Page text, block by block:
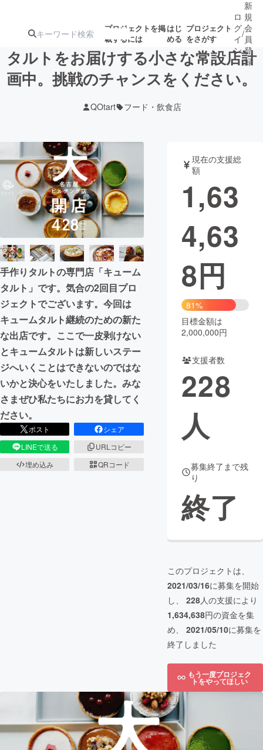
プロジェクトを掲
載するには
はじ
める
プロジェクト
をさがす
ジェクト
募集終了が近いプ
ロジェクト
アート・写真 音楽
テクノロジー・ガジェット ゲーム・サ
映像・映画
ビジネス・起業
まちづくり・地域活性化
CAMPFIRE for Social Good
CAMPFIRE Creation
CAMPFIREふるさと納税machi-ya コミュニティ
ロ
グ
イ
ン
/
新
規
会
員
登
録
タルトをお届けする小さな常設店計
画中。挑戦のチャンスをください。
QOtart フード・飲食店
手作りタルトの専門店「キューム
タルト」です。気合の2回目プロ
ジェクトでございます。今回は
キュームタルト継続のための新た
な出店です。ここで一皮剥けない
とキュームタルトは新しいステー
ジへいくことはできないのではな
いかと決心をいたしました。みな
さまぜひ私たちにお力を貸してく
ださい。
ポスト
シェア
LINEで送る
URLコピー
埋め込み
QRコード
現在の支援総
額
1,63
4,63
8円
81%
目標金額は
2,000,000円
支援者数
228
人
募集終了まで残
り
終了
このプロジェクトは、
2021/03/16に募集を開始
し、 228人の支援により
1,634,638円の資金を集
め、 2021/05/10に募集を
終了しました
もう一度プロジェク
トをやってほしい